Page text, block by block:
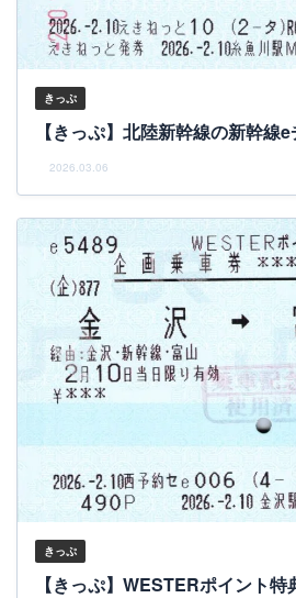
きっぷ
【きっぷ】北陸新幹線の新幹線e
2026.03.06
きっぷ
【きっぷ】WESTERポイント特